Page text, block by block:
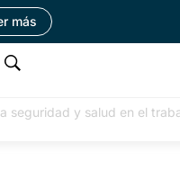
más
seguridad y salud en el